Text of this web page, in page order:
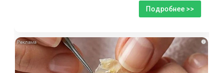
Подробнее >>
i